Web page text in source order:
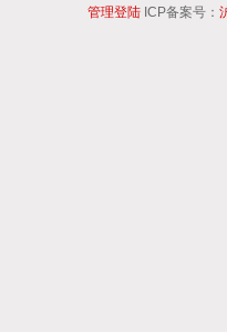
管理登陆ICP备案号：